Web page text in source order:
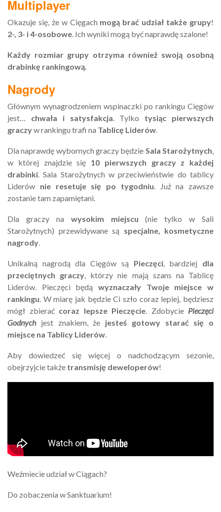
Multiplayer
Okazuje się, że w Cięgach mogą brać udział także grupy!
2-, 3- i 4-osobowe. Ich wyniki mogą być naprawdę szalone!
Każdy rozmiar grupy otrzyma również swoją osobną
drabinkę rankingową.
Nagrody
Głównym wynagrodzeniem wspinaczki po rankingu Cięgów
jest… chwała i satysfakcja. Tylko tysiąc pierwszych
graczyw rankingu trafi na Tablicę Liderów.
Dla naprawdę wybornych graczy będzie Sala Starożytnych,
w której znajdzie się 10 pierwszych graczy z każdej
drabinki. Sala Starożytnych w przeciwieństwie do tablicy
Liderów nie resetuje się po tygodniu. Już na zawsze
zostanie tam zapamiętani.
Dla graczy na wysokim miejscu (nie tylko w Sali
Starożytnych) przewidywane są specjalne, kosmetyczne
nagrody.
Unikalną nagrodą dla Cięgów są Pieczęci, bardziej dla
przeciętnych graczy, którzy nie mają szans na Tablicę
Liderów. Pieczęci będą wyznaczały Twoje miejsce w
rankingu. W miarę jak będzie Ci szło coraz lepiej, będziesz
mógł zbierać coraz lepsze Pieczęcie. Zdobycie Pieczęci
Godnychjest znakiem, że jesteś gotowy starać się o
miejsce na Tablicy Liderów.
Aby dowiedzeć się więcej o nadchodzącym sezonie,
obejrzyjcie także transmisję deweloperów!
Weźmiecie udział w Ciągach?
Do zobaczenia w Sanktuarium!